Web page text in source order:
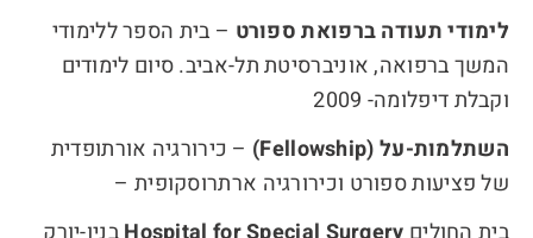
לימודי תעודה ברפואת ספורט – בית הספר ללימודי
המשך ברפואה, אוניברסיטת תל-אביב. סיום לימודים
וקבלת דיפלומה- 2009
השתלמות-על (Fellowship)
– כירורגיה אורתופדית
של פציעות ספורט וכירורגיה ארתרוסקופית –